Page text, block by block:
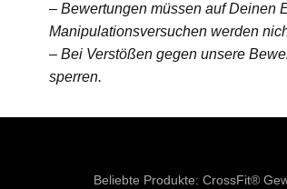
– Bewertungen müssen auf Deinen
Manipulationsversuchen werden
– Bei Verstößen gegen unsere
sperren.
Beliebte Produkte: CrossFit®